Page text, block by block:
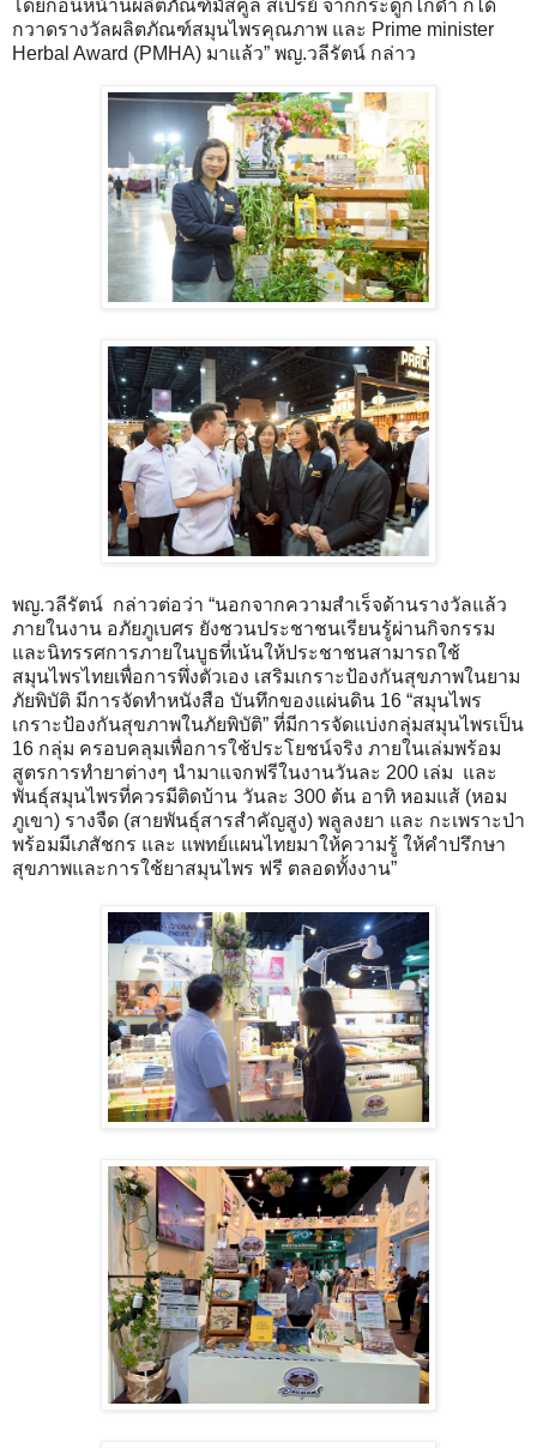
โดยก่อนหน้านี้ผลิตภัณฑ์มัสคูล สเปรย์ จากกระดูกไก่ดำ ก็ได้
กวาดรางวัลผลิตภัณฑ์สมุนไพรคุณภาพ และ Prime minister
Herbal Award (PMHA) มาแล้ว” พญ.วลีรัตน์ กล่าว
พญ.วลีรัตน์ กล่าวต่อว่า “นอกจากความสำเร็จด้านรางวัลแล้ว
ภายในงาน อภัยภูเบศร ยังชวนประชาชนเรียนรู้ผ่านกิจกรรม
และนิทรรศการภายในบูธที่เน้นให้ประชาชนสามารถใช้
สมุนไพรไทยเพื่อการพึ่งตัวเอง เสริมเกราะป้องกันสุขภาพในยาม
ภัยพิบัติ มีการจัดทำหนังสือ บันทึกของแผ่นดิน 16 “สมุนไพร
เกราะป้องกันสุขภาพในภัยพิบัติ” ที่มีการจัดแบ่งกลุ่มสมุนไพรเป็น
16 กลุ่ม ครอบคลุมเพื่อการใช้ประโยชน์จริง ภายในเล่มพร้อม
สูตรการทำยาต่างๆ นำมาแจกฟรีในงานวันละ 200 เล่ม และ
พันธุ์สมุนไพรที่ควรมีติดบ้าน วันละ 300 ต้น อาทิ หอมแส้ (หอม
ภูเขา) รางจืด (สายพันธุ์สารสำคัญสูง) พลูลงยา และ กะเพราะป่า
พร้อมมีเภสัชกร และ แพทย์แผนไทยมาให้ความรู้ ให้คำปรึกษา
สุขภาพและการใช้ยาสมุนไพร ฟรี ตลอดทั้งงาน”